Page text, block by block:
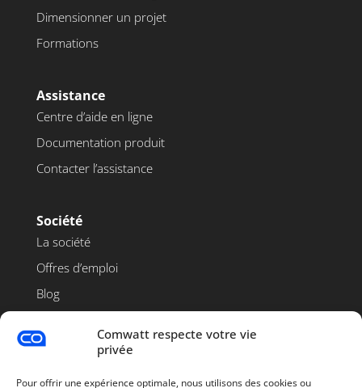
Comwatt respecte votre vie
privée
Pour offrir une expérience optimale, nous utilisons des cookies ou
Dimensionner un projet
Formations
Assistance
Centre d’aide en ligne
Documentation produit
Contacter l’assistance
Société
La société
Offres d’emploi
Blog